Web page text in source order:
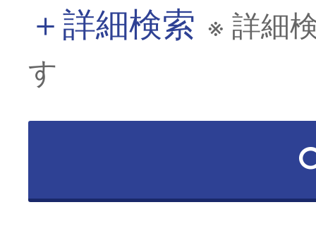
＋詳細検索 ※ 詳細
す